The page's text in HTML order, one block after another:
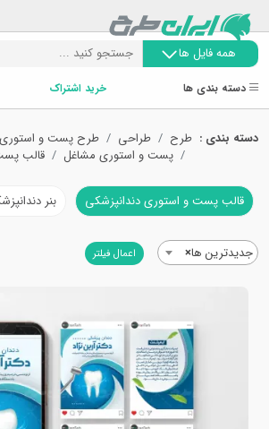
همه فایل ها
دسته بندی ها خرید اشتراک
دسته بندی : طرح طراحی
طرح پست و استوری
پست و استوری مشاغل
قالب
قالب پست و استوری دندانپزشکی بنر
×جدیدترین ها اعمال فیلتر